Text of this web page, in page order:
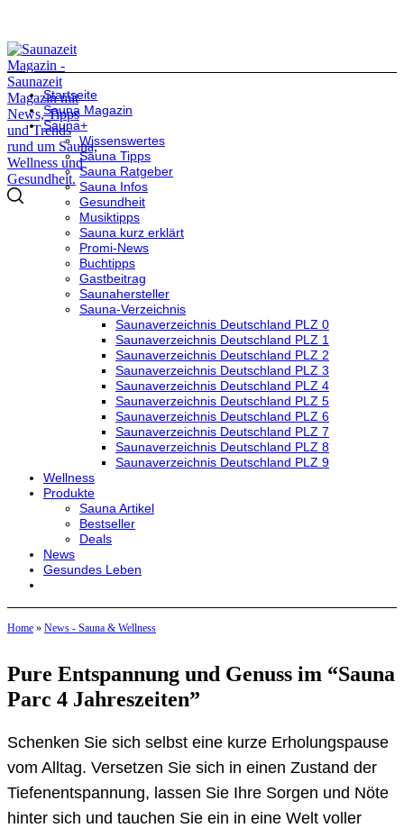
Startseite
Sauna Magazin
Sauna+
Wissenswertes
Sauna Tipps
Sauna Ratgeber
Sauna Infos
Gesundheit
Musiktipps
Sauna kurz erklärt
Promi-News
Buchtipps
Gastbeitrag
Saunahersteller
Sauna-Verzeichnis
Saunaverzeichnis Deutschland PLZ 0
Saunaverzeichnis Deutschland PLZ 1
Saunaverzeichnis Deutschland PLZ 2
Saunaverzeichnis Deutschland PLZ 3
Saunaverzeichnis Deutschland PLZ 4
Saunaverzeichnis Deutschland PLZ 5
Saunaverzeichnis Deutschland PLZ 6
Saunaverzeichnis Deutschland PLZ 7
Saunaverzeichnis Deutschland PLZ 8
Saunaverzeichnis Deutschland PLZ 9
Wellness
Produkte
Sauna Artikel
Bestseller
Deals
News
Gesundes Leben
Home » News - Sauna & Wellness
Pure Entspannung und Genuss im “Sauna
Parc 4 Jahreszeiten”
Schenken Sie sich selbst eine kurze Erholungspause
vom Alltag. Versetzen Sie sich in einen Zustand der
Tiefenentspannung, lassen Sie Ihre Sorgen und Nöte
hinter sich und tauchen Sie ein in eine Welt voller